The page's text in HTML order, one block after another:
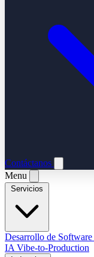
Contáctanos
Menu
Desarrollo de Software
IA Vibe-to-Production